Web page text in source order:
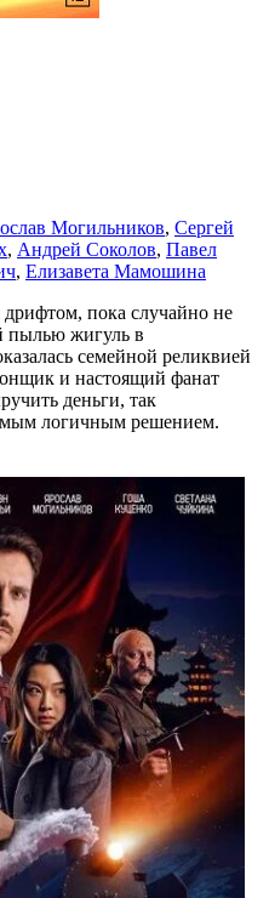
Могильников, Сергей
, Андрей Соколов, Павел
, Елизавета Мамошина
дрифтом, пока случайно не
пылью жигуль в
семейной реликвией
и настоящий фанат
деньги, так
логичным решением.